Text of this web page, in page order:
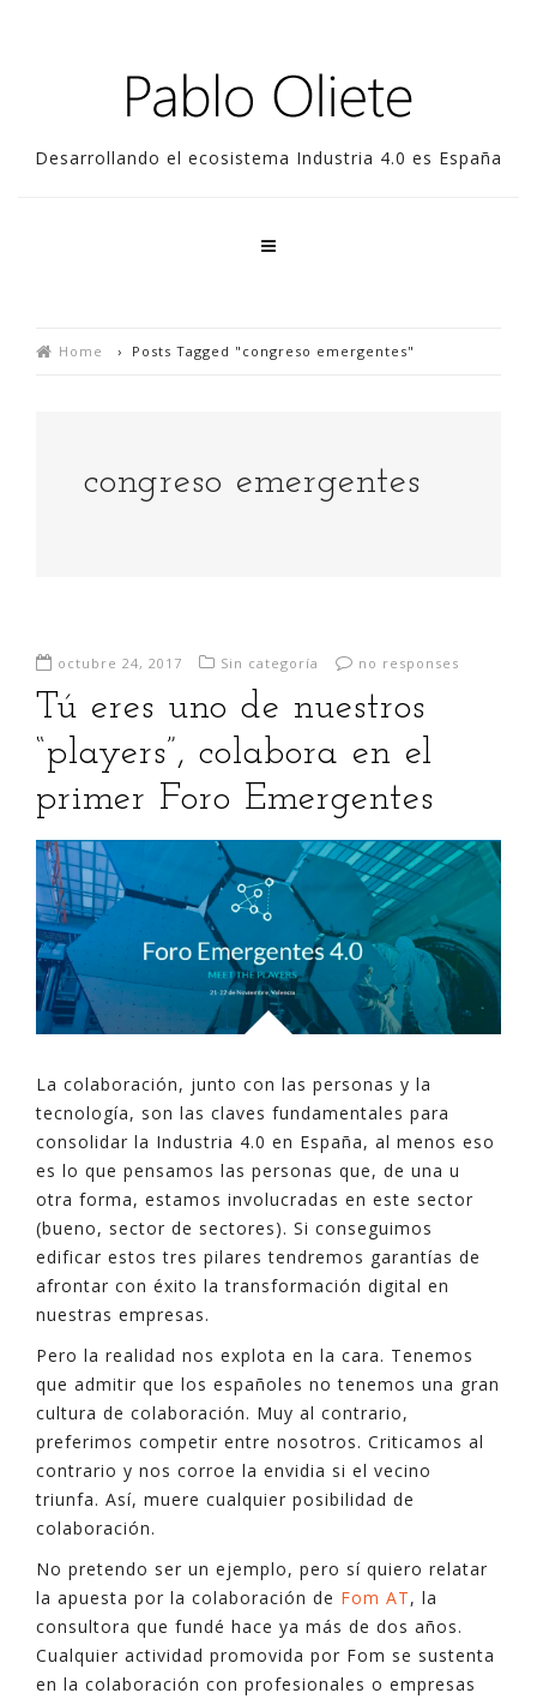
Desarrollando el ecosistema Industria 4.0 es España
Home › Posts Tagged "congreso emergentes"
congreso emergentes
octubre 24, 2017 Sin categoría no responses
Tú eres uno de nuestros
“players”, colabora en el
primer Foro Emergentes
La colaboración, junto con las personas y la
tecnología, son las claves fundamentales para
consolidar la Industria 4.0 en España, al menos eso
es lo que pensamos las personas que, de una u
otra forma, estamos involucradas en este sector
(bueno, sector de sectores). Si conseguimos
edificar estos tres pilares tendremos garantías de
afrontar con éxito la transformación digital en
nuestras empresas.
Pero la realidad nos explota en la cara. Tenemos
que admitir que los españoles no tenemos una gran
cultura de colaboración. Muy al contrario,
preferimos competir entre nosotros. Criticamos al
contrario y nos corroe la envidia si el vecino
triunfa. Así, muere cualquier posibilidad de
colaboración.
No pretendo ser un ejemplo, pero sí quiero relatar
la apuesta por la colaboración de Fom AT, la
consultora que fundé hace ya más de dos años.
Cualquier actividad promovida por Fom se sustenta
en la colaboración con profesionales o empresas